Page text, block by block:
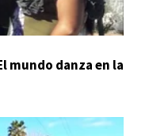
mundo danza en la